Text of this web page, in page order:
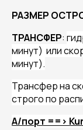
РАЗМЕР
ТРАНСФЕР:
минут) или
минут).
Трансфер на
строго по
А/порт ==>